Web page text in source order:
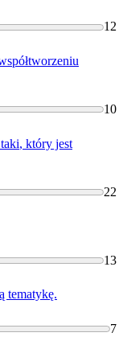
12
10
taki, który jest
22
13
tematykę.
7